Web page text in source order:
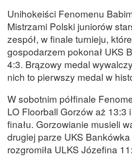
Unihokeiści Fenomenu
Mistrzami Polski juniorów
zespół, w finale turnieju,
gospodarzem pokonał UKS
4:3. Brązowy medal
nich to pierwszy medal w
W sobotnim półfinale
LO Floorball Gorzów aż 13:3
finału. Gorzowianie musieli
drugiej parze UKS
rozgromiła ULKS Józefina